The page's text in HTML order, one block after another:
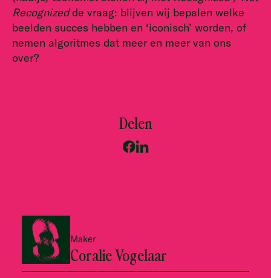
Recognizedde vraag: blijven wij bepalen welke
beelden succes hebben en ‘iconisch’ worden, of
nemen algoritmes dat meer en meer van ons
over?
Delen
Maker
Coralie Vogelaar